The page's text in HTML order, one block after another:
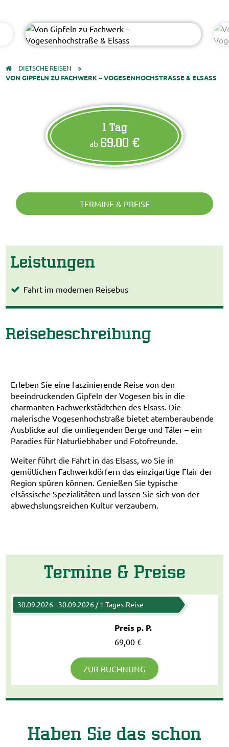
DIETSCHE REISEN
VON GIPFELN ZU FACHWERK – VOGESENHOCHSTRASSE & ELSASS
Reisebeschreibung
Erleben Sie eine faszinierende Reise von den
beeindruckenden Gipfeln der Vogesen bis in die
charmanten Fachwerkstädtchen des Elsass. Die
malerische Vogesenhochstraße bietet atemberaubende
Ausblicke auf die umliegenden Berge und Täler – ein
Paradies für Naturliebhaber und Fotofreunde.
Weiter führt die Fahrt in das Elsass, wo Sie in
gemütlichen Fachwerkdörfern das einzigartige Flair der
Region spüren können. Genießen Sie typische
elsässische Spezialitäten und lassen Sie sich von der
abwechslungsreichen Kultur verzaubern.
1 Tag
ab 69,00 €
TERMINE & PREISE
Leistungen
Fahrt im modernen Reisebus
Termine & Preise
30.09.2026 - 30.09.2026 / 1-Tages-Reise
Preis p. P.
69,00 €
ZUR BUCHNUNG
Haben Sie das schon